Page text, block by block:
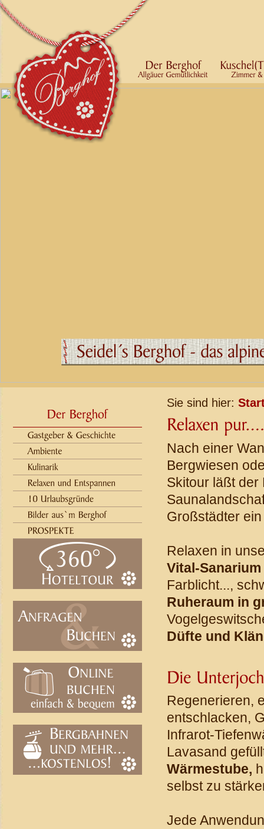
Sie sind hier:
Nach einer
Bergwiesen
Skitour läßt der
Großstädter
Relaxen in
Vital-Sanarium
Farblicht...,
Ruheraum in
Düfte und
Regenerieren,
entschlacken,
Infrarot-
Lavasand
Wärmestube,
selbst zu
Jede